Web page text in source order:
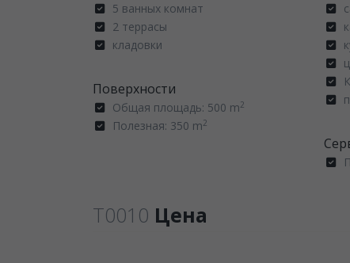
5 ванных комнат
2 террасы
кладовки
Поверхности
Общая площадь: 500 m2
Полезная: 350 m2
T0010 Цена